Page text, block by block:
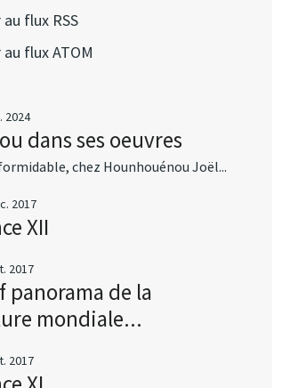
flux RSS
flux ATOM
2024
dans ses oeuvres
chez Hounhouénou Joël...
2017
XII
2017
panorama de la
mondiale...
2017